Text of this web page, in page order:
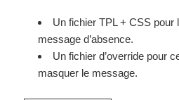
Un fichier TPL + CSS pour
message d’absence.
Un fichier d’override pour
masquer le message.